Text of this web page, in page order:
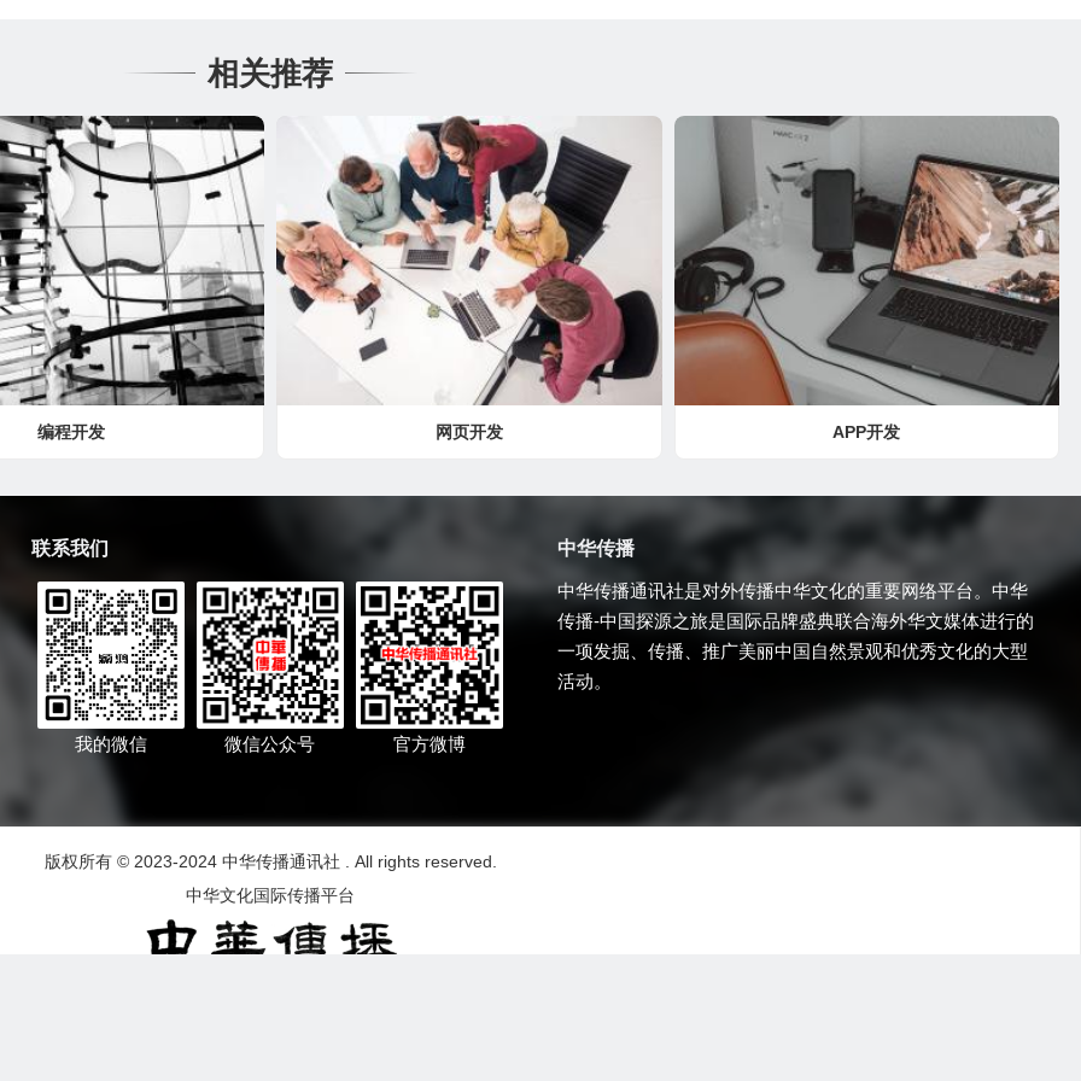
相关推荐
编程开发 网页开发 APP开发
联系我们
我的微信 微信公众号 官方微博
中华传播
中华传播通讯社是对外传播中华文化的重要网络平台。中华
传播-中国探源之旅是国际品牌盛典联合海外华文媒体进行的
一项发掘、传播、推广美丽中国自然景观和优秀文化的大型
活动。
版权所有 © 2023-2024 中华传播通讯社 . All rights reserved.
中华文化国际传播平台